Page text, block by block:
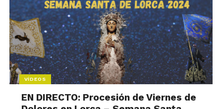
VÍDEOS
EN DIRECTO: Procesión de Viernes de